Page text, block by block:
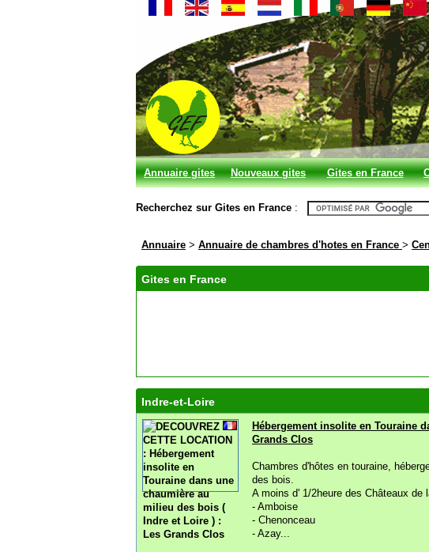
Annuaire gites Nouveaux gites
et chambres
Gites en France
Recherchez sur Gites en France :
Annuaire > Annuaire de chambres d'hotes en France >
Gites en France
Indre-et-Loire
Hébergement insolite en Touraine
Grands Clos
Chambres d'hôtes en touraine,
des bois.
A moins d' 1/2heure des Châteaux de
- Amboise
- Chenonceau
- Azay...